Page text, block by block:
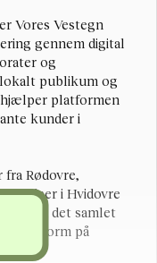
Vores Vestegn
gennem digital
og
publikum og
platformen
kunder i
Rødovre,
i Hvidovre
du det samlet
på